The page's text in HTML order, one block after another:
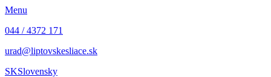
Menu
044 / 4372 171
urad@liptovskesliace.sk
SKSlovensky